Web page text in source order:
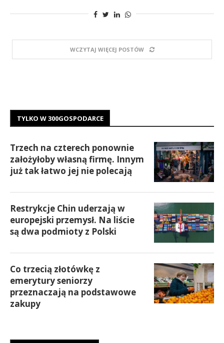
WCZYTAJ WIĘCEJ POSTÓW
TYLKO W 300GOSPODARCE
Trzech na czterech ponownie
założyłoby własną firmę. Innym
już tak łatwo jej nie polecają
Restrykcje Chin uderzają w
europejski przemysł. Na liście
są dwa podmioty z Polski
Co trzecią złotówkę z
emerytury seniorzy
przeznaczają na podstawowe
zakupy